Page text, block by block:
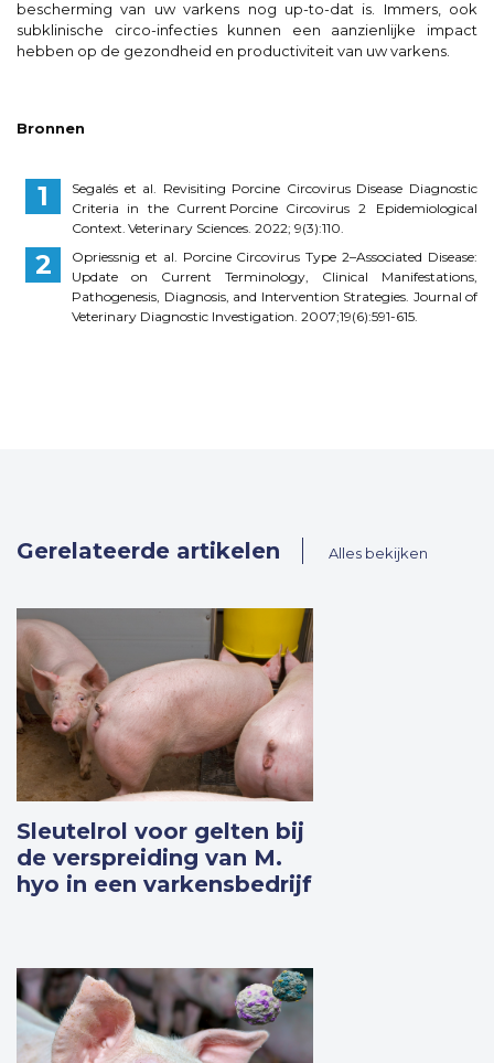
bescherming van uw varkens nog up-to-dat is. Immers, ook
subklinische circo-infecties kunnen een aanzienlijke impact
hebben op de gezondheid en productiviteit van uw varkens.
Bronnen
Segalés et al. Revisiting Porcine Circovirus Disease Diagnostic
Criteria in the Current Porcine Circovirus 2 Epidemiological
Context. Veterinary Sciences. 2022; 9(3):110.
Opriessnig et al. Porcine Circovirus Type 2–Associated Disease:
Update on Current Terminology, Clinical Manifestations,
Pathogenesis, Diagnosis, and Intervention Strategies. Journal of
Veterinary Diagnostic Investigation. 2007;19(6):591-615.
Gerelateerde artikelen Alles bekijken
Sleutelrol voor gelten bij
de verspreiding van M.
hyo in een varkensbedrijf